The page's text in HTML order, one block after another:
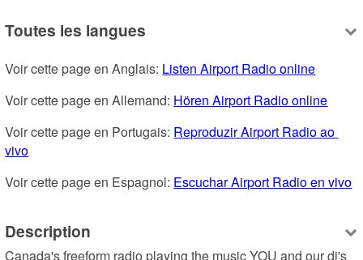
Toutes les langues
Voir cette page en Anglais: Listen Airport Radio online
Voir cette page en Allemand: Hören Airport Radio online
Voir cette page en Portugais: Reproduzir Airport Radio ao
vivo
Voir cette page en Espagnol: Escuchar Airport Radio en vivo
Description
Canada's freeform radio playing the music YOU and our dj's